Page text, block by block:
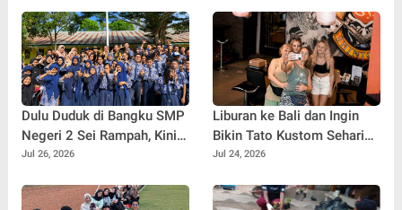
dan Internasional
Dulu Duduk di Bangku SMP
Negeri 2 Sei Rampah, Kini
Penulis Mulai Aja Dulu
sebagai Pemateri untuk
Jul 26, 2026
Liburan ke Bali dan Ingin
Bikin Tato Kustom Sehari
Jadi? Ini Panduannya
Jul 24, 2026